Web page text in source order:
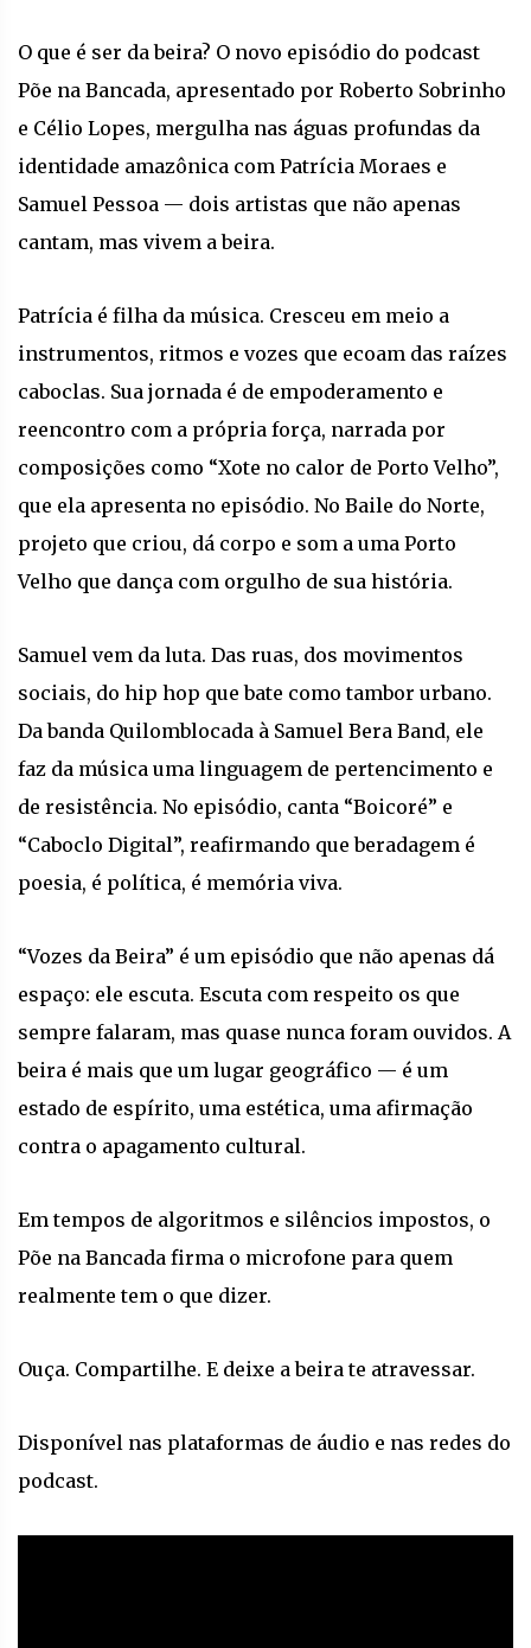
O que é ser da beira? O novo episódio do podcast
Põe na Bancada, apresentado por Roberto Sobrinho
e Célio Lopes, mergulha nas águas profundas da
identidade amazônica com Patrícia Moraes e
Samuel Pessoa — dois artistas que não apenas
cantam, mas vivem a beira.
Patrícia é filha da música. Cresceu em meio a
instrumentos, ritmos e vozes que ecoam das raízes
caboclas. Sua jornada é de empoderamento e
reencontro com a própria força, narrada por
composições como “Xote no calor de Porto Velho”,
que ela apresenta no episódio. No Baile do Norte,
projeto que criou, dá corpo e som a uma Porto
Velho que dança com orgulho de sua história.
Samuel vem da luta. Das ruas, dos movimentos
sociais, do hip hop que bate como tambor urbano.
Da banda Quilomblocada à Samuel Bera Band, ele
faz da música uma linguagem de pertencimento e
de resistência. No episódio, canta “Boicoré” e
“Caboclo Digital”, reafirmando que beradagem é
poesia, é política, é memória viva.
“Vozes da Beira” é um episódio que não apenas dá
espaço: ele escuta. Escuta com respeito os que
sempre falaram, mas quase nunca foram ouvidos. A
beira é mais que um lugar geográfico — é um
estado de espírito, uma estética, uma afirmação
contra o apagamento cultural.
Em tempos de algoritmos e silêncios impostos, o
Põe na Bancada firma o microfone para quem
realmente tem o que dizer.
Ouça. Compartilhe. E deixe a beira te atravessar.
Disponível nas plataformas de áudio e nas redes do
podcast.